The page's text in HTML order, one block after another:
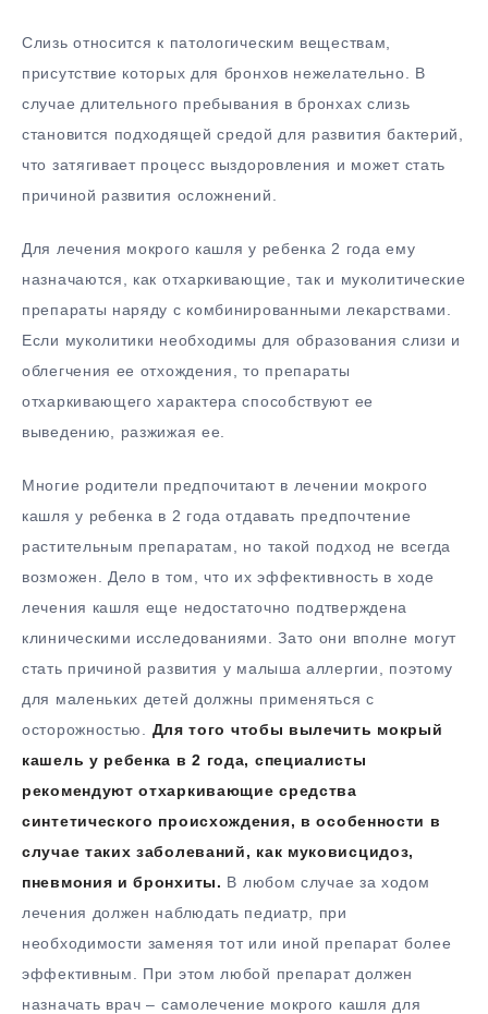
Слизь относится к патологическим веществам,
присутствие которых для бронхов нежелательно. В
случае длительного пребывания в бронхах слизь
становится подходящей средой для развития бактерий,
что затягивает процесс выздоровления и может стать
причиной развития осложнений.
Для лечения мокрого кашля у ребенка 2 года ему
назначаются, как отхаркивающие, так и муколитические
препараты наряду с комбинированными лекарствами.
Если муколитики необходимы для образования слизи и
облегчения ее отхождения, то препараты
отхаркивающего характера способствуют ее
выведению, разжижая ее.
Многие родители предпочитают в лечении мокрого
кашля у ребенка в 2 года отдавать предпочтение
растительным препаратам, но такой подход не всегда
возможен. Дело в том, что их эффективность в ходе
лечения кашля еще недостаточно подтверждена
клиническими исследованиями. Зато они вполне могут
стать причиной развития у малыша аллергии, поэтому
для маленьких детей должны применяться с
осторожностью. Для того чтобы вылечить мокрый
кашель у ребенка в 2 года, специалисты
рекомендуют отхаркивающие средства
синтетического происхождения, в особенности в
случае таких заболеваний, как муковисцидоз,
пневмония и бронхиты. В любом случае за ходом
лечения должен наблюдать педиатр, при
необходимости заменяя тот или иной препарат более
эффективным. При этом любой препарат должен
назначать врач – самолечение мокрого кашля для